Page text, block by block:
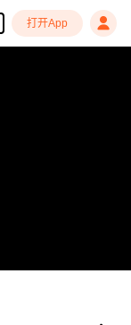
打开App